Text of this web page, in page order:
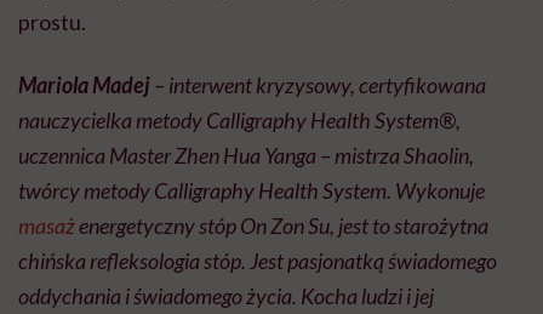
prostu.
Mariola Madej– interwent kryzysowy, certyfikowana
nauczycielka metody Calligraphy Health System®,
uczennica Master Zhen Hua Yanga – mistrza Shaolin,
twórcy metody Calligraphy Health System. Wykonuje
masażenergetyczny stóp On Zon Su, jest to starożytna
chińska refleksologia stóp. Jest pasjonatką świadomego
oddychania i świadomego życia. Kocha ludzi i jej